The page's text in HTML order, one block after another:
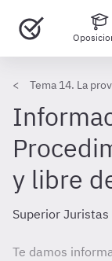
Tema 14. La
y libre
Superior Juristas
Te damos